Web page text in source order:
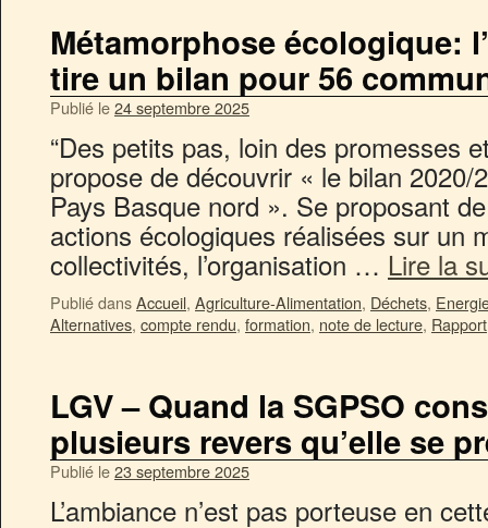
Métamorphose écologique:
tire un bilan pour 56
Publié le24 septembre 2025
“Des petits pas, loin des promesses
propose de découvrir « le bilan
Pays Basque nord ». Se proposant
actions écologiques réalisées sur un
collectivités, l’organisation … Lire la
Publié dansAccueil, Agriculture-Alimentation, Déchets,
Alternatives, compte rendu, formation, note de lecture, Rapport
LGV – Quand la SGPSO
plusieurs revers qu’elle se
Publié le23 septembre 2025
L’ambiance n’est pas porteuse en